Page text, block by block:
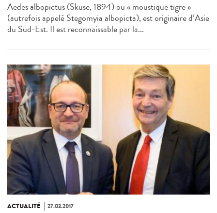
Aedes albopictus (Skuse, 1894) ou « moustique tigre »
(autrefois appelé Stegomyia albopicta), est originaire d’Asie
du Sud-Est. Il est reconnaissable par la...
ACTUALITÉ 27.03.2017